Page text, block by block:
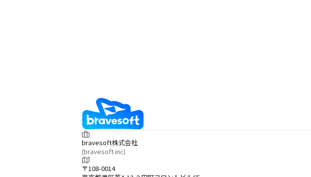
bravesoft株式会社
(bravesoft inc)
〒108-0014